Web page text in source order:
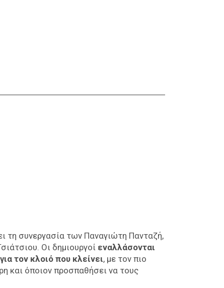
τη συνεργασία των Παναγιώτη Πανταζή,
Οι δημιουργοί εναλλάσονται
για τον κλοιό που κλείνει, με τον πιο
και όποιον προσπαθήσει να τους